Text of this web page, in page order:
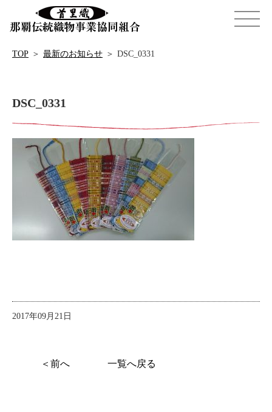
TOP ＞ 最新のお知らせ ＞ DSC_0331
DSC_0331
2017年09月21日
＜前へ 一覧へ戻る